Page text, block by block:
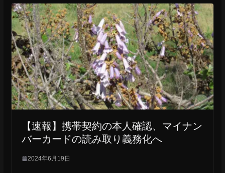
【速報】携帯契約の本人確認、マイナン
バーカードの読み取り義務化へ
2024年6月19日